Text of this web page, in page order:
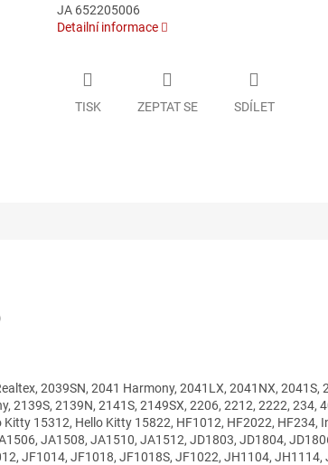
JA 652205006
Detailní informace
TISK ZEPTAT SE SDÍLET
2039SN, 2041 Harmony, 2041LX, 2041NX, 2041S,
2139S, 2139N, 2141S, 2149SX, 2206, 2212, 2222, 234,
15312, Hello Kitty 15822, HF1012, HF2022, HF234,
JA1508, JA1510, JA1512, JD1803, JD1804,
JF1014, JF1018, JF1018S, JF1022, JH1104, JH1114,